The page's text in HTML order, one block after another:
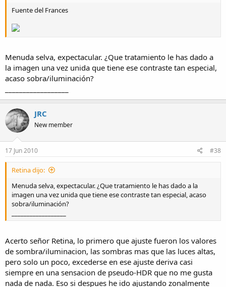
Fuente del Frances
Menuda selva, expectacular. ¿Que tratamiento le has dado a
la imagen una vez unida que tiene ese contraste tan especial,
acaso sobra/iluminación?
JRC
New member
17 Jun 2010 #38
Retina dijo:
Menuda selva, expectacular. ¿Que tratamiento le has dado a la
imagen una vez unida que tiene ese contraste tan especial, acaso
sobra/iluminación?
Acerto señor Retina, lo primero que ajuste fueron los valores
de sombra/iluminacion, las sombras mas que las luces altas,
pero solo un poco, excederse en ese ajuste deriva casi
siempre en una sensacion de pseudo-HDR que no me gusta
nada de nada. Eso si despues he ido ajustando zonalmente